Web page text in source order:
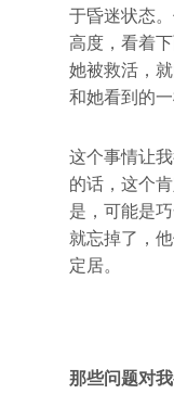
于昏迷状态
高度，看着
她被救活，
和她看到的一
这个事情让
的话，这个
是，可能是
就忘掉了，
定居。
那些问题对